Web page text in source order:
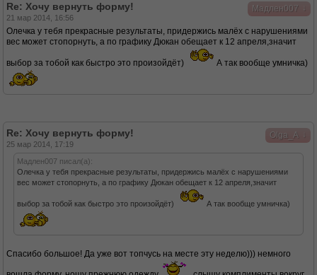
Мадлен007
Re: Хочу вернуть форму!
21 мар 2014, 16:56
Олечка у тебя прекрасные результаты, придержись малёх с нарушениями
вес может стопорнуть, а по графику Дюкан обещает к 12 апреля,значит
выбор за тобой как быстро это произойдёт) А так вообще умничка)
Olga_A
Re: Хочу вернуть форму!
25 мар 2014, 17:19
Мадлен007 писал(а):
Олечка у тебя прекрасные результаты, придержись малёх с нарушениями
вес может стопорнуть, а по графику Дюкан обещает к 12 апреля,значит
выбор за тобой как быстро это произойдёт) А так вообще умничка)
Спасибо большое! Да уже вот топчусь на месте эту неделю))) немного